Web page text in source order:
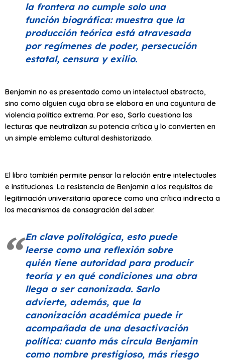
la frontera no cumple solo una
función biográfica: muestra que la
producción teórica está atravesada
por regímenes de poder, persecución
estatal, censura y exilio.
Benjamin no es presentado como un intelectual abstracto,
sino como alguien cuya obra se elabora en una coyuntura de
violencia política extrema. Por eso, Sarlo cuestiona las
lecturas que neutralizan su potencia crítica y lo convierten en
un simple emblema cultural deshistorizado.
El libro también permite pensar la relación entre intelectuales
e instituciones. La resistencia de Benjamin a los requisitos de
legitimación universitaria aparece como una crítica indirecta a
los mecanismos de consagración del saber.
En clave politológica, esto puede
leerse como una reflexión sobre
quién tiene autoridad para producir
teoría y en qué condiciones una obra
llega a ser canonizada. Sarlo
advierte, además, que la
canonización académica puede ir
acompañada de una desactivación
política: cuanto más circula Benjamin
como nombre prestigioso, más riesgo